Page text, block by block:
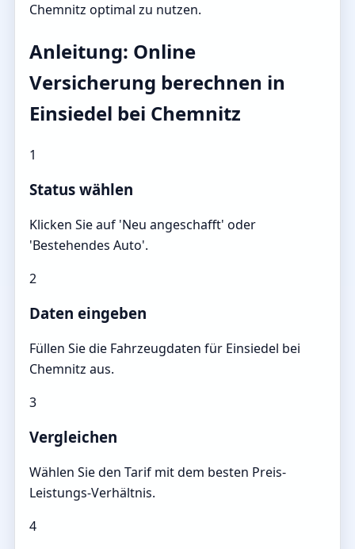
Chemnitz optimal zu nutzen.
Anleitung: Online
Versicherung berechnen in
Einsiedel bei Chemnitz
1
Status wählen
Klicken Sie auf 'Neu angeschafft' oder
'Bestehendes Auto'.
2
Daten eingeben
Füllen Sie die Fahrzeugdaten für Einsiedel bei
Chemnitz aus.
3
Vergleichen
Wählen Sie den Tarif mit dem besten Preis-
Leistungs-Verhältnis.
4